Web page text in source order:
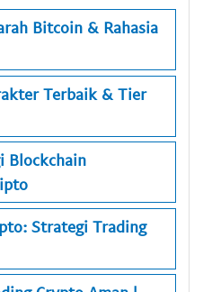
Bitcoin & Rahasia
Terbaik & Tier
Blockchain
Strategi Trading